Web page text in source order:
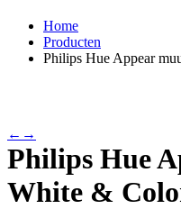
Home
Producten
Philips Hue Appear
← →
Philips Hue
White &